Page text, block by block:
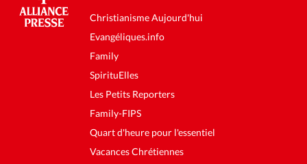
Christianisme Aujourd'hui
Evangéliques.info
Family
SpirituElles
Les Petits Reporters
Family-FIPS
Quart d'heure pour l'essentiel
Vacances Chrétiennes